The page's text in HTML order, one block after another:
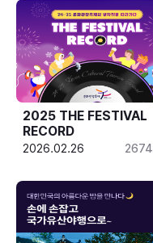
2025 THE FESTIVAL
RECORD
2026.02.26 2674